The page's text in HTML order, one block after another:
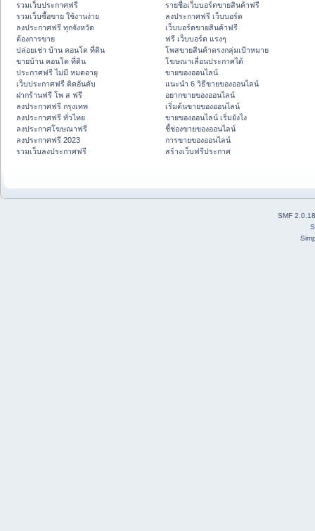
รวมเว็บประกาศฟรี
รวมเว็บซื้อขาย ใช้งานง่าย
ลงประกาศฟรี ทุกจังหวัด
ต้องการขาย
ปล่อยเช่า บ้าน คอนโด ที่ดิน
ขายบ้าน คอนโด ที่ดิน
ประกาศฟรี ไม่มี หมดอายุ
เว็บประกาศฟรี ติดอันดับ
ฝากร้านฟรี โพ ส ฟรี
ลงประกาศฟรี กรุงเทพ
ลงประกาศฟรี ทั่วไทย
ลงประกาศโฆษณาฟรี
ลงประกาศฟรี 2023
รวมเว็บลงประกาศฟรี
รายชื่อเว็บบอร์ดขายสินค้าฟรี
ลงประกาศฟรี เว็บบอร์ด
เว็บบอร์ดขายสินค้าฟรี
ฟรี เว็บบอร์ด แรงๆ
โพสขายสินค้าตรงกลุ่มเป้าหมาย
โฆษณาเลื่อนประกาศได้
ขายของออนไลน์
แนะนำ 6 วิธีขายของออนไลน์
อยากขายของออนไลน์
เริ่มต้นขายของออนไลน์
ขายของออนไลน์ เริ่มยังไง
ชี้ช่องขายของออนไลน์
การขายของออนไลน์
สร้างเว็บฟรีประกาศ
SMF 2.0.18